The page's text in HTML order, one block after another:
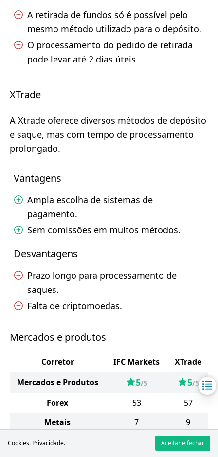
A retirada de fundos só é possível pelo
mesmo método utilizado para o depósito.
O processamento do pedido de retirada
pode levar até 2 dias úteis.
XTrade
A Xtrade oferece diversos métodos de depósito
e saque, mas com tempo de processamento
prolongado.
Vantagens
Ampla escolha de sistemas de
pagamento.
Sem comissões em muitos métodos.
Desvantagens
Prazo longo para processamento de
saques.
Falta de criptomoedas.
Mercados e produtos
Corretor IFC Markets
XTrade
Mercados e Produtos
5/5 5/5
Forex 53
57
Metais
7
9
Energéticos
5
Cookies. Privacidade. Aceitar e fechar